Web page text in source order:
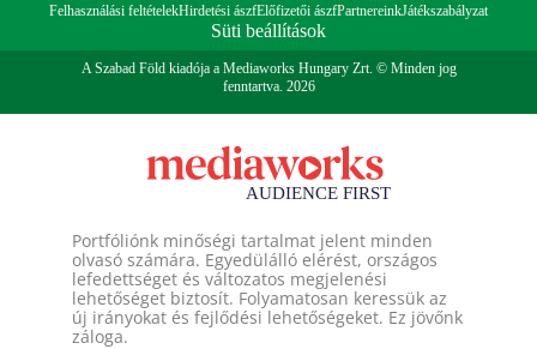
Felhasználási feltételekHirdetési ászfElőfizetői ászfPartnereinkJátékszabályzat
Süti beállítások
A Szabad Föld kiadója a Mediaworks Hungary Zrt. © Minden jog
fenntartva. 2026
Portfóliónk minőségi tartalmat jelent minden
olvasó számára. Egyedülálló elérést, országos
lefedettséget és változatos megjelenési
lehetőséget biztosít. Folyamatosan keressük az
új irányokat és fejlődési lehetőségeket. Ez jövőnk
záloga.